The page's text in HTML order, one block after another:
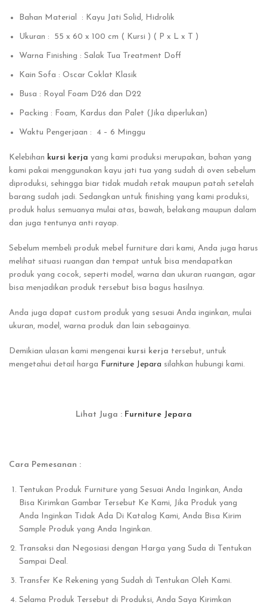
Bahan Material : Kayu Jati Solid, Hidrolik
Ukuran : 55 x 60 x 100 cm ( Kursi ) ( P x L x T )
Warna Finishing : Salak Tua Treatment Doff
Kain Sofa : Oscar Coklat Klasik
Busa : Royal Foam D26 dan D22
Packing : Foam, Kardus dan Palet (Jika diperlukan)
Waktu Pengerjaan : 4 – 6 Minggu
Kelebihan kursi kerja yang kami produksi merupakan, bahan yang
kami pakai menggunakan kayu jati tua yang sudah di oven sebelum
diproduksi, sehingga biar tidak mudah retak maupun patah setelah
barang sudah jadi. Sedangkan untuk finishing yang kami produksi,
produk halus semuanya mulai atas, bawah, belakang maupun dalam
dan juga tentunya anti rayap.
Sebelum membeli produk mebel furniture dari kami, Anda juga harus
melihat situasi ruangan dan tempat untuk bisa mendapatkan
produk yang cocok, seperti model, warna dan ukuran ruangan, agar
bisa menjadikan produk tersebut bisa bagus hasilnya.
Anda juga dapat custom produk yang sesuai Anda inginkan, mulai
ukuran, model, warna produk dan lain sebagainya.
Demikian ulasan kami mengenai kursi kerja tersebut, untuk
mengetahui detail harga Furniture Jepara silahkan hubungi kami.
Lihat Juga : Furniture Jepara
Cara Pemesanan :
Tentukan Produk Furniture yang Sesuai Anda Inginkan, Anda
Bisa Kirimkan Gambar Tersebut Ke Kami, Jika Produk yang
Anda Inginkan Tidak Ada Di Katalog Kami, Anda Bisa Kirim
Sample Produk yang Anda Inginkan.
Transaksi dan Negosiasi dengan Harga yang Suda di Tentukan
Sampai Deal.
Transfer Ke Rekening yang Sudah di Tentukan Oleh Kami.
Selama Produk Tersebut di Produksi, Anda Saya Kirimkan